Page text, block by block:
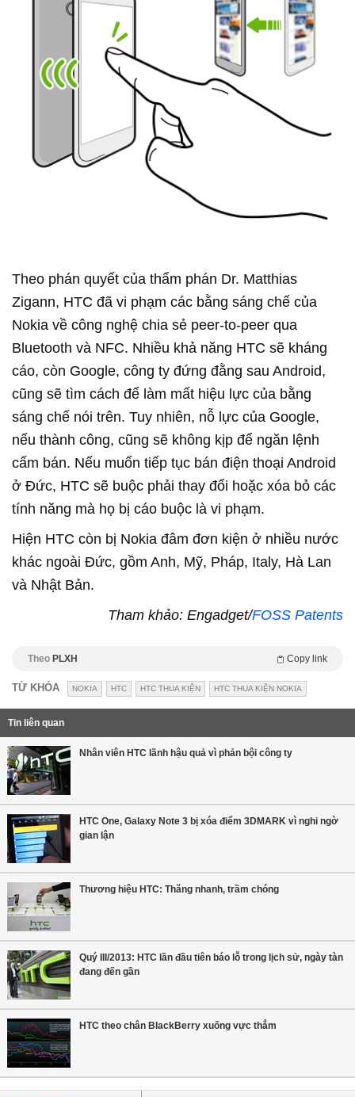
Theo phán quyết của thẩm phán Dr. Matthias
Zigann, HTC đã vi phạm các bằng sáng chế của
Nokia về công nghệ chia sẻ peer-to-peer qua
Bluetooth và NFC. Nhiều khả năng HTC sẽ kháng
cáo, còn Google, công ty đứng đằng sau Android,
cũng sẽ tìm cách để làm mất hiệu lực của bằng
sáng chế nói trên. Tuy nhiên, nỗ lực của Google,
nếu thành công, cũng sẽ không kịp để ngăn lệnh
cấm bán. Nếu muốn tiếp tục bán điện thoại Android
ở Đức, HTC sẽ buộc phải thay đổi hoặc xóa bỏ các
tính năng mà họ bị cáo buộc là vi phạm.
Hiện HTC còn bị Nokia đâm đơn kiện ở nhiều nước
khác ngoài Đức, gồm Anh, Mỹ, Pháp, Italy, Hà Lan
và Nhật Bản.
Tham khảo: Engadget/FOSS Patents
Theo PLXH Copy link
TỪ KHÓA NOKIA HTC HTC THUA KIỆN HTC THUA KIỆN NOKIA
Tin liên quan
Nhân viên HTC lãnh hậu quả vì phản bội công ty
HTC One, Galaxy Note 3 bị xóa điểm 3DMARK vì nghi ngờ
gian lận
Thương hiệu HTC: Thăng nhanh, trầm chóng
Quý III/2013: HTC lần đầu tiên báo lỗ trong lịch sử, ngày tàn
đang đến gần
HTC theo chân BlackBerry xuống vực thẳm